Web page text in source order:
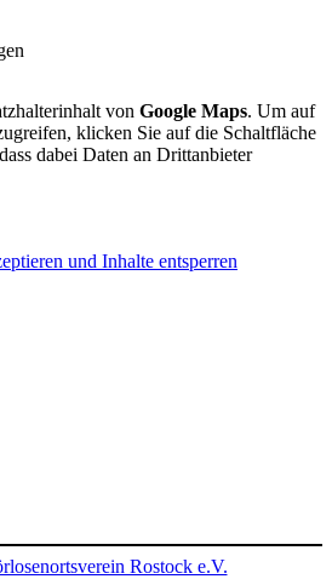
von Google Maps. Um auf
klicken Sie auf die Schaltfläche
dabei Daten an Drittanbieter
und Inhalte entsperren
Rostock e.V.